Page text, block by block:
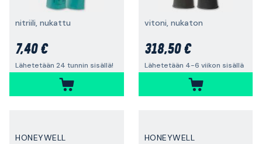
nitriili, nukattu
7,40 €
Lähetetään 24 tunnin sisällä!
vitoni, nukaton
318,50 €
Lähetetään 4-6 viikon sisällä
HONEYWELL HONEYWELL